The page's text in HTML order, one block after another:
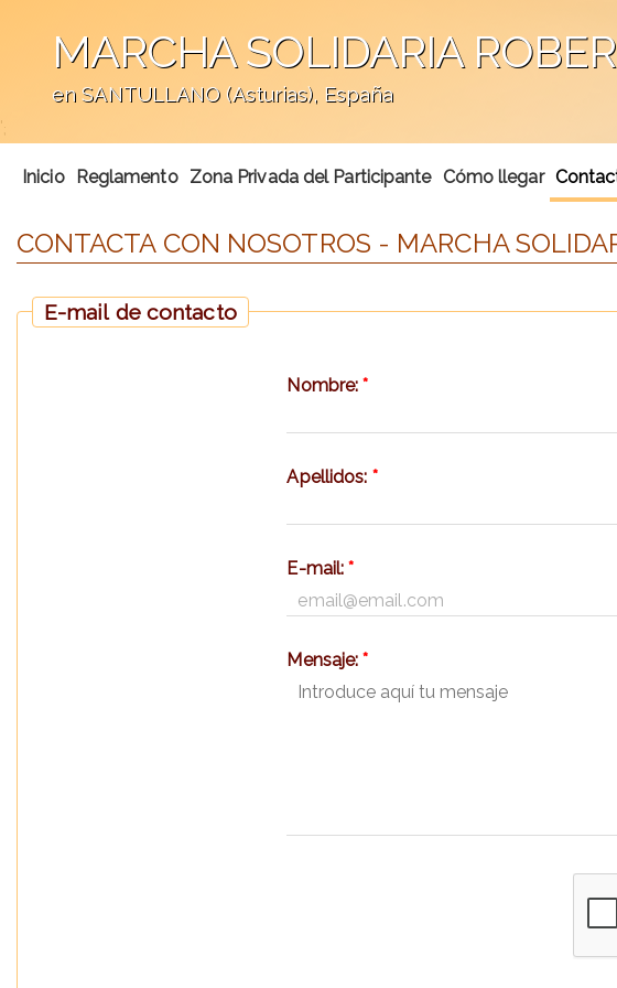
MARCHA SOLIDARIA
en SANTULLANO (Asturias), España
';
Inicio Reglamento Zona Privada del Participante Cómo llegar
CONTACTA CON NOSOTROS - MARCHA
E-mail de contacto
Nombre:*
Apellidos: *
E-mail:*
Mensaje:*